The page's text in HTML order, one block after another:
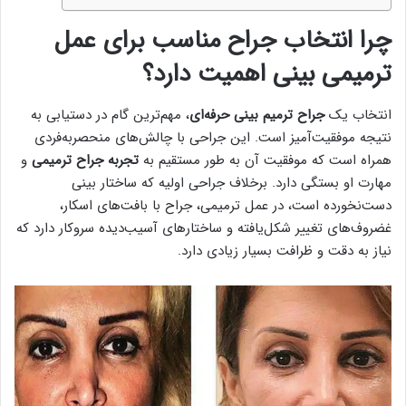
چرا انتخاب جراح مناسب برای عمل
ترمیمی بینی اهمیت دارد؟
انتخاب یکجراح ترمیم بینی حرفه‌ای، مهم‌ترین گام در دستیابی به
نتیجه موفقیت‌آمیز است. این جراحی با چالش‌های منحصربه‌فردی
همراه است که موفقیت آن به طور مستقیم به تجربه جراح ترمیمی و
مهارت او بستگی دارد. برخلاف جراحی اولیه که ساختار بینی
دست‌نخورده است، در عمل ترمیمی، جراح با بافت‌های اسکار،
غضروف‌های تغییر شکل‌یافته و ساختارهای آسیب‌دیده سروکار دارد که
نیاز به دقت و ظرافت بسیار زیادی دارد.